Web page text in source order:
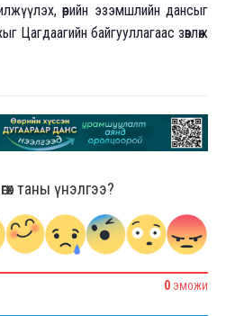
өөрийн эзэмшлийн дансыг
Цагдаагийн байгууллагаас зөвлөж
таны үнэлгээ?
0 ЭМОЖИ